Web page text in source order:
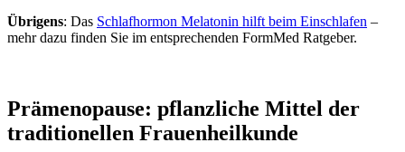
Übrigens: Das Schlafhormon Melatonin hilft beim Einschlafen –
mehr dazu finden Sie im entsprechenden FormMed Ratgeber.
Prämenopause: pflanzliche Mittel der
traditionellen Frauenheilkunde